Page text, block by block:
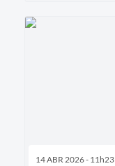
14 ABR 2026 - 11h23